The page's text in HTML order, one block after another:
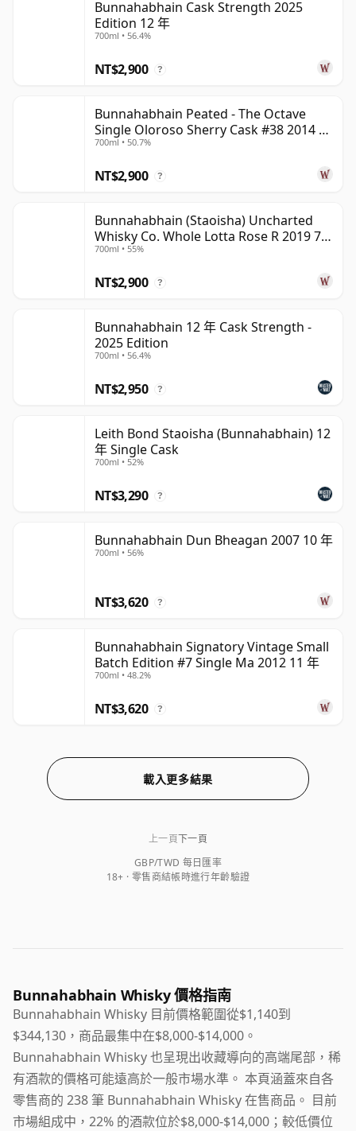
Bunnahabhain Cask Strength 2025
Edition 12 年
700ml • 56.4%
NT$2,900 ?
Bunnahabhain Peated - The Octave
Single Oloroso Sherry Cask #38 2014 9
年
700ml • 50.7%
NT$2,900 ?
Bunnahabhain (Staoisha) Uncharted
Whisky Co. Whole Lotta Rose R 2019 7
年
700ml • 55%
NT$2,900 ?
Bunnahabhain 12 年 Cask Strength -
2025 Edition
700ml • 56.4%
NT$2,950 ?
Leith Bond Staoisha (Bunnahabhain) 12
年 Single Cask
700ml • 52%
NT$3,290 ?
Bunnahabhain Dun Bheagan 2007 10 年
700ml • 56%
NT$3,620 ?
Bunnahabhain Signatory Vintage Small
Batch Edition #7 Single Ma 2012 11 年
700ml • 48.2%
NT$3,620 ?
載入更多結果
GBP/TWD 每日匯率
18+ · 零售商結帳時進行年齡驗證
上一頁下一頁
Bunnahabhain Whisky 價格指南
Bunnahabhain Whisky 目前價格範圍從$1,140到
$344,130，商品最集中在$8,000-$14,000。
Bunnahabhain Whisky 也呈現出收藏導向的高端尾部，稀
有酒款的價格可能遠高於一般市場水準。 本頁涵蓋來自各
零售商的 238 筆 Bunnahabhain Whisky 在售商品。 目前
市場組成中，22% 的酒款位於$8,000-$14,000；較低價位